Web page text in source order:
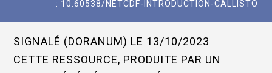
: 10.60538/NETCDF-INTRODUCTION-CALLISTO
SIGNALÉ (DORANUM) LE 13/10/2023
CETTE RESSOURCE, PRODUITE PAR UN